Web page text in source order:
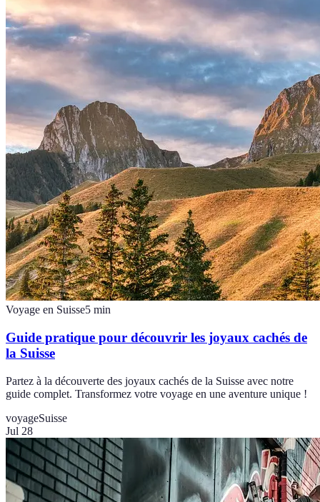
Voyage en Suisse5 min
Guide pratique pour découvrir les joyaux cachés de
la Suisse
Partez à la découverte des joyaux cachés de la Suisse avec notre
guide complet. Transformez votre voyage en une aventure unique !
voyageSuisse
Jul 28